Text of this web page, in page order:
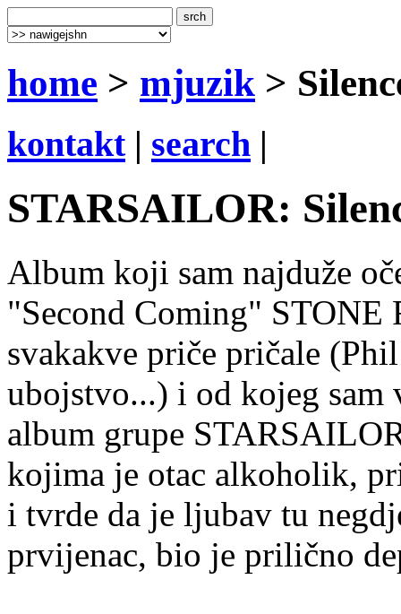
home > mjuzik >
kontakt| search |
STARSAILOR:
Album koji sam najduže
"Second Coming" STONE
svakakve priče pričale
ubojstvo...) i od kojeg sam
album grupe
kojima je otac alkoholik,
i tvrde da je ljubav tu
prvijenac, bio je prilično